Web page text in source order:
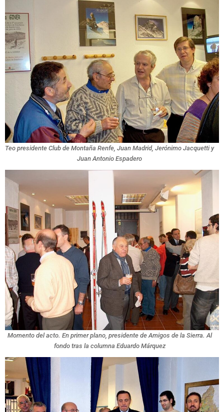
Teo presidente Club de Montaña Renfe, Juan Madrid, Jerónimo Jacquetti y
Juan Antonio Espadero
Momento del acto. En primer plano, presidente de Amigos de la Sierra. Al
fondo tras la columna Eduardo Márquez